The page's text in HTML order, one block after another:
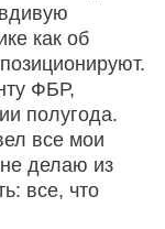
как об
ФБР,
полугода.
все мои
делаю из
все, что